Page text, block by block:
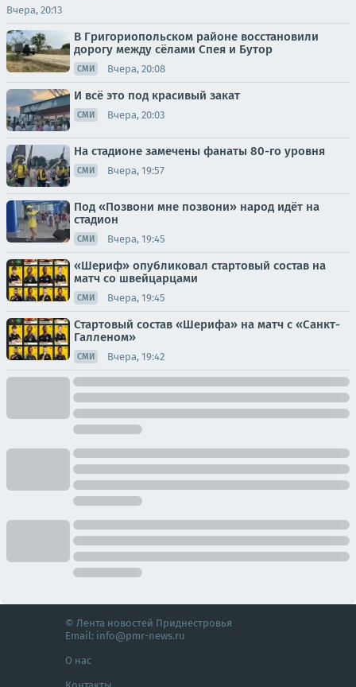
Вчера, 20:13
В Григориопольском районе восстановили
дорогу между сёлами Спея и Бутор
СМИ Вчера, 20:08
И всё это под красивый закат
СМИ Вчера, 20:03
На стадионе замечены фанаты 80-го уровня
СМИ Вчера, 19:57
Под «Позвони мне позвони» народ идёт на
стадион
СМИ Вчера, 19:45
«Шериф» опубликовал стартовый состав на
матч со швейцарцами
СМИ Вчера, 19:45
Стартовый состав «Шерифа» на матч с «Санкт-
Галленом»
СМИ Вчера, 19:42
© Лента новостей Приднестровья
Email: info@pmr-news.ru
О нас